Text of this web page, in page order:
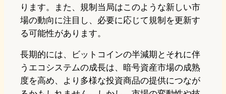
ります。また、規制当局はこのような新しい市
場の動向に注目し、必要に応じて規制を更新す
る可能性があります。
長期的には、ビットコインの半減期とそれに伴
うエコシステムの成長は、暗号資産市場の成熟
度を高め、より多様な投資商品の提供につなが